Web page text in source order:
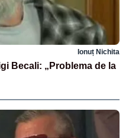
Ionuț Nichita
Becali: „Problema de la